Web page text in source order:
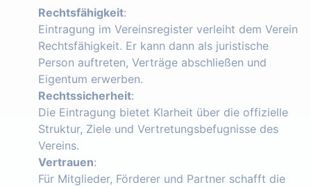
Rechtsfähigkeit:
Eintragung im Vereinsregister verleiht dem Verein
Rechtsfähigkeit. Er kann dann als juristische
Person auftreten, Verträge abschließen und
Eigentum erwerben.
Rechtssicherheit:
Die Eintragung bietet Klarheit über die offizielle
Struktur, Ziele und Vertretungsbefugnisse des
Vereins.
Vertrauen:
Für Mitglieder, Förderer und Partner schafft die